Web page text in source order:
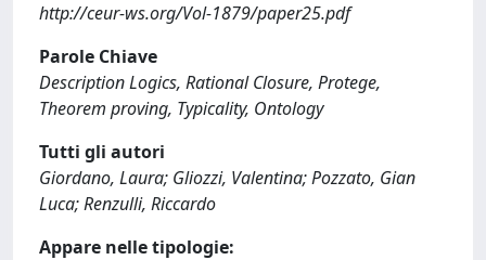
http://ceur-ws.org/Vol-1879/paper25.pdf
Parole Chiave
Description Logics, Rational Closure, Protege,
Theorem proving, Typicality, Ontology
Tutti gli autori
Giordano, Laura; Gliozzi, Valentina; Pozzato, Gian
Luca; Renzulli, Riccardo
Appare nelle tipologie: